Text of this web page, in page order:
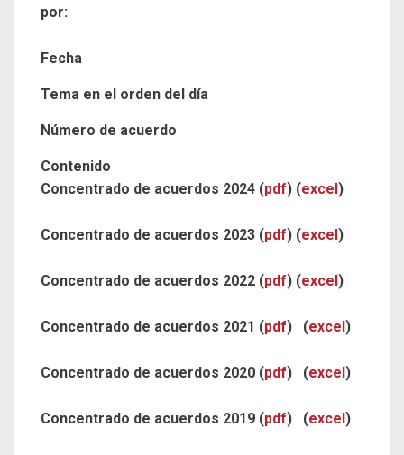
por:
Fecha
Tema en el orden del día
Número de acuerdo
Contenido
Concentrado de acuerdos 2024 (pdf) (excel )
Concentrado de acuerdos 2023 (pdf) (excel )
Concentrado de acuerdos 2022 (pdf) (excel )
Concentrado de acuerdos 2021 (pdf) (excel )
Concentrado de acuerdos 2020 (pdf) (excel )
Concentrado de acuerdos 2019 (pdf) (excel )